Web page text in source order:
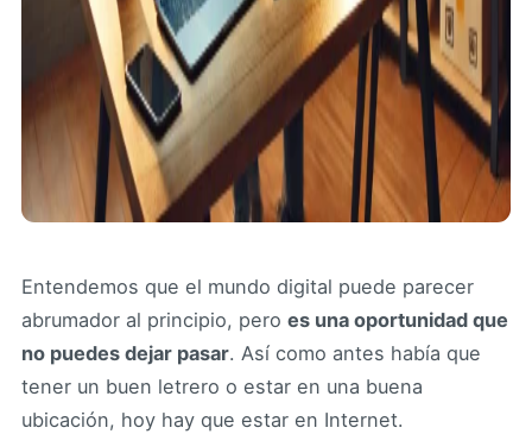
Entendemos que el mundo digital puede parecer
abrumador al principio, pero es una oportunidad que
no puedes dejar pasar. Así como antes había que
tener un buen letrero o estar en una buena
ubicación, hoy hay que estar en Internet.